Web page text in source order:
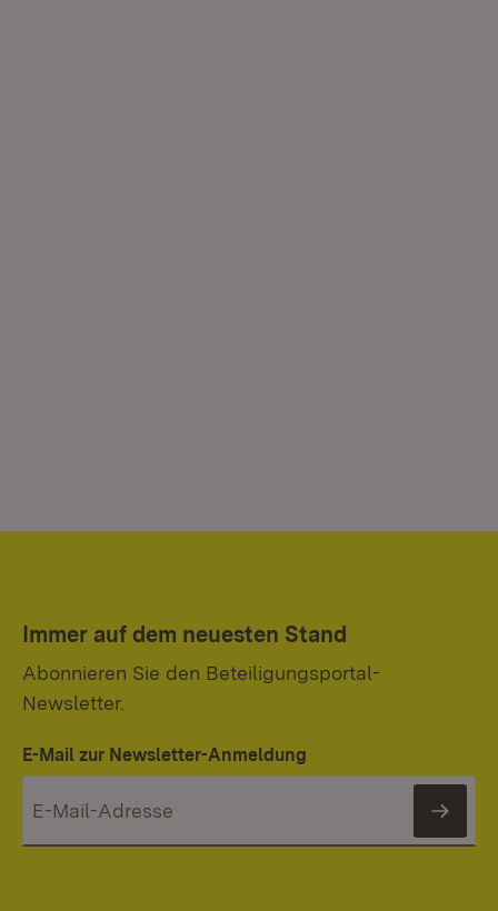
Immer auf dem neuesten Stand
Abonnieren Sie den Beteiligungsportal-
Newsletter.
E-Mail zur Newsletter-Anmeldung